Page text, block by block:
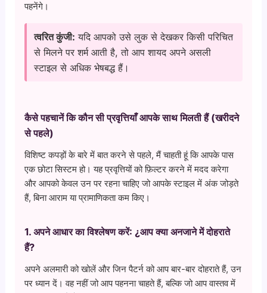
पहनेंगे।
त्वरित कुंजी: यदि आपको उसे लुक से देखकर किसी परिचित
से मिलने पर शर्म आती है, तो आप शायद अपने असली
स्टाइल से अधिक भेषबद्ध हैं।
कैसे पहचानें कि कौन सी प्रवृत्तियाँ आपके साथ मिलती हैं (खरीदने
से पहले)
विशिष्ट कपड़ों के बारे में बात करने से पहले, मैं चाहती हूं कि आपके पास
एक छोटा सिस्टम हो। यह प्रवृत्तियों को फ़िल्टर करने में मदद करेगा
और आपको केवल उन पर रहना चाहिए जो आपके स्टाइल में अंक जोड़ते
हैं, बिना आराम या प्रामाणिकता कम किए।
1. अपने आधार का विश्लेषण करें: ¿आप क्या अनजाने में दोहराते
हैं?
अपने अलमारी को खोलें और जिन पैटर्न को आप बार-बार दोहराते हैं, उन
पर ध्यान दें। वह नहीं जो आप पहनना चाहते हैं, बल्कि जो आप वास्तव में